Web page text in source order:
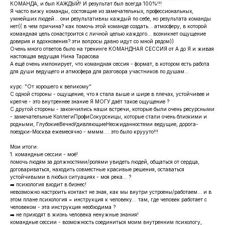
КОМАНДА, и был КАЖДЫЙ! И результат был всегда 100%!!!
Я часто вижу команды, состоящие из замечательных, профессиональных,
умнейших людей... они результативны каждый по себе, но результата команды
нет(( в чем причина? как помочь этой команде создать… атмосферу, в которой
командная цель сонастроится с личной целью каждого... возникнет ощущение
доверия и вдохновения? эти вопросы давно идут со мной рядом))
Очень много ответов было на тренинге КОМАНДНАЯ СЕССИЯ от А до Я и живая
настоящая ведущая Нина Тарасова
А ещё очень импонирует, что командная сессия - формат, в котором есть работа
для души ведущего и атмосфера для разговора участников по душам...
курс: "От хорошего к великому"
С одной стороны - ощущение, что я стала выше и шире в плечах, устойчивее и
крепче - это внутреннее знание Я МОГУ даёт такое ощущение ?
С другой стороны - закончились наши встречи, которые были очень ресурсными
- замечательные КоллегиПрофиСокурсницы, которые стали очень близкими и
родными, ГлубокиеВечноУдивляющиеНеожиданностями ведущие, дорога-
поездки-Москва ежемесячно - мммм.... это было круууто!!!
Мои итоги:
1. командные сессии - моё!
помочь людям за должностями/ролями увидеть людей, общаться от сердца,
договариваться, находить совместные красивые решения, оставаться
устойчивыми в любых ситуациях - моя река... ?
➡️ психология входит в бизнес!
невозможно настроить контакт не зная, как мы внутри устроены/работаем... и в
этом плане психология = инструкция к человеку... там, где человек работает с
человеком - эта инструкция необходима ?
➡️ не приходят в жизнь человека ненужные знания!
командные сессии - возможность соединиться моим внутренним психологу,